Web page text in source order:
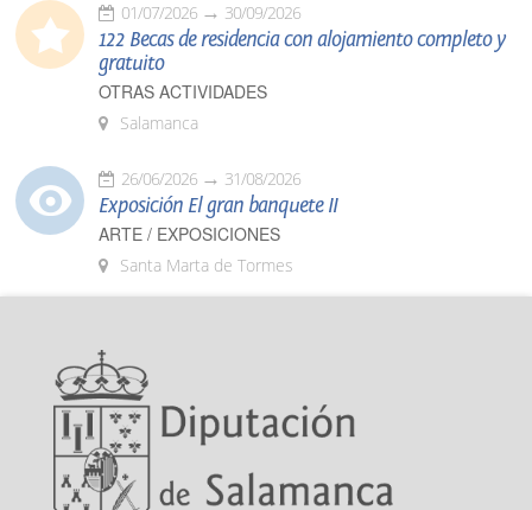
01/07/2026 30/09/2026
122 Becas de residencia con alojamiento completo y
gratuito
OTRAS ACTIVIDADES
Salamanca
26/06/2026 31/08/2026
Exposición El gran banquete II
ARTE / EXPOSICIONES
Santa Marta de Tormes